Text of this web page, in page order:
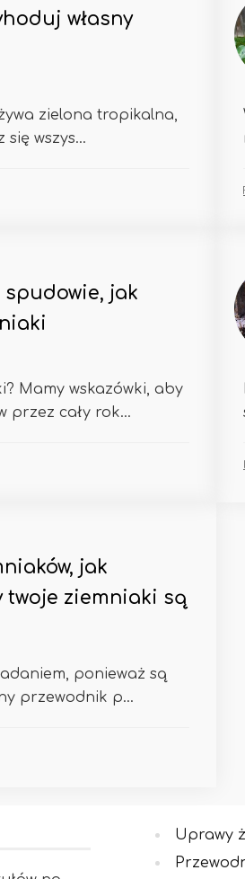
własny
zielona tropikalna,
wszys...
jak
Mamy wskazówki, aby
przez cały rok...
jak
twoje ziemniaki są
ponieważ są
przewodnik p...
Uprawy